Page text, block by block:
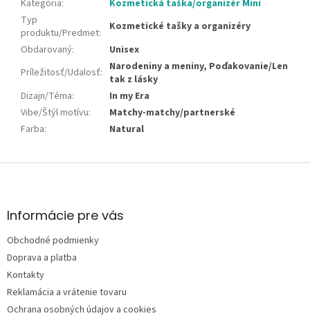
Kategória:
Kozmetická taška/organizér Mini
Typ
produktu/Predmet:
Kozmetické tašky a organizéry
Obdarovaný:
Unisex
Príležitosť/Udalosť: Narodeniny a meniny, Poďakovanie/Len
tak z lásky
Dizajn/Téma:
In my Era
Vibe/Štýl motívu:
Matchy-matchy/partnerské
Farba: Natural
Z
ä
e
Informácie pre vás
Obchodné podmienky
Doprava a platba
Kontakty
Reklamácia a vrátenie tovaru
Ochrana osobných údajov a cookies